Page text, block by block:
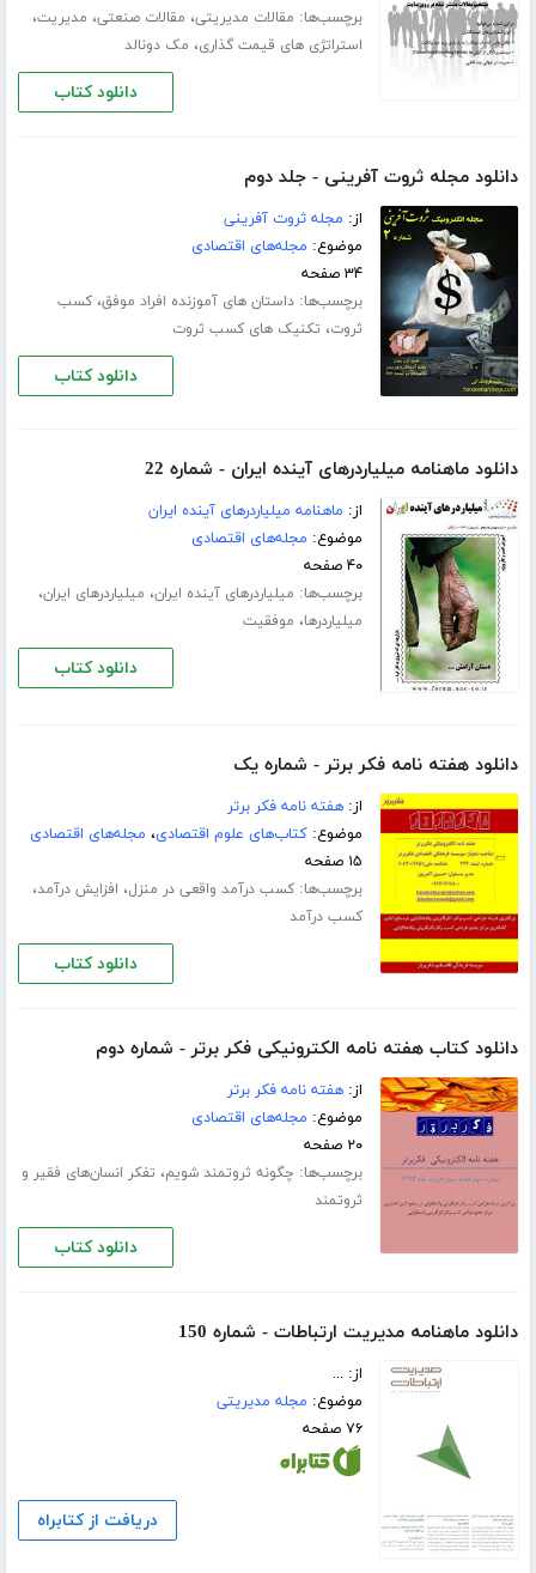
برچسب‌ها: مقالات مدیریتی، مقالات صنعتی، مدیریت،
استراتژی های قیمت گذاری، مک دونالد
دانلود کتاب
دانلود مجله ثروت آفرینی - جلد دوم
از: مجله ثروت آفرینی
موضوع: مجله‌های اقتصادی
۳۴ صفحه
برچسب‌ها:داستان های آموزنده افراد موفق،کسب
ثروت، تکنیک های کسب ثروت
دانلود کتاب
دانلود ماهنامه میلیاردرهای آینده ایران - شماره 22
از: ماهنامه میلیاردرهای آینده ایران
موضوع: مجله‌های اقتصادی
۴۰ صفحه
برچسب‌ها: میلیاردرهای آینده ایران، میلیاردرهای ایران،
میلیاردرها، موفقیت
دانلود کتاب
دانلود هفته نامه فکر برتر - شماره یک
از:هفته نامه فکر برتر
موضوع:کتاب‌های علوم اقتصادی، مجله‌های اقتصادی
۱۵ صفحه
برچسب‌ها:کسب درآمد واقعی در منزل، افزایش درآمد،
کسب درآمد
دانلود کتاب
دانلود کتاب هفته نامه الکترونیکی فکر برتر - شماره دوم
از:هفته نامه فکر برتر
موضوع: مجله‌های اقتصادی
۲۰ صفحه
برچسب‌ها: چگونه ثروتمند شویم، تفکر انسان‌های فقیر و
ثروتمند
دانلود کتاب
دانلود ماهنامه مدیریت ارتباطات - شماره 150
از: ...
موضوع: مجله مدیریتی
۷۶ صفحه
دریافت از کتابراه